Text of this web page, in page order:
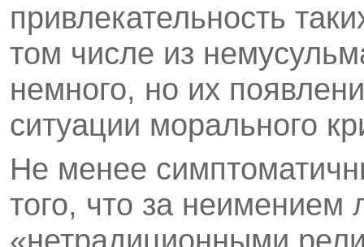
привлекательность
том числе из
немного, но их
ситуации морального
Не менее
того, что за неимением